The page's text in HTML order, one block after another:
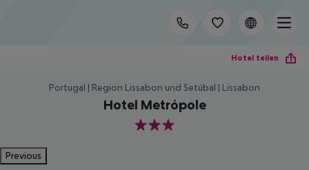
Hotel teilen
Portugal | Region Lissabon und Setúbal | Lissabon
Hotel Metrópole
3
Previous